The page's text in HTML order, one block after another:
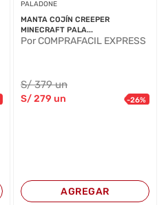
PALADONE
MANTA COJÍN CREEPER
MINECRAFT PALA...
Por COMPRAFACIL EXPRESS
S/379 un
S/279 un -26%
AGREGAR